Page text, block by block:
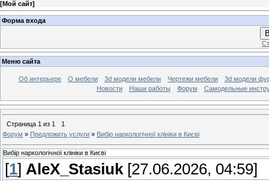
[Мой сайт]
Форма входа
Меню сайта
Об интерьере О мебели 3d модели мебели Чертежи мебели
3d модели
Новости
Наши работы Форум Самодельные
Страница 1 из 1
1
Форум » Предложить услуги » Вибір наркологічної клініки в Києві
Вибір наркологічної клініки в Києві
[1] AleX_Stasiuk [27.06.2026, 04:59]